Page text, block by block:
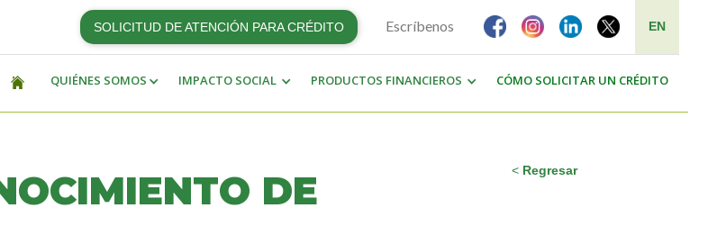
SOLICITUD DE ATENCIÓN PARA CRÉDITO Escríbenos EN
QUIÉNES SOMOS IMPACTO SOCIAL PRODUCTOS FINANCIEROS CÓMO SOLICITAR UN CRÉDITO
< Regresar
DE